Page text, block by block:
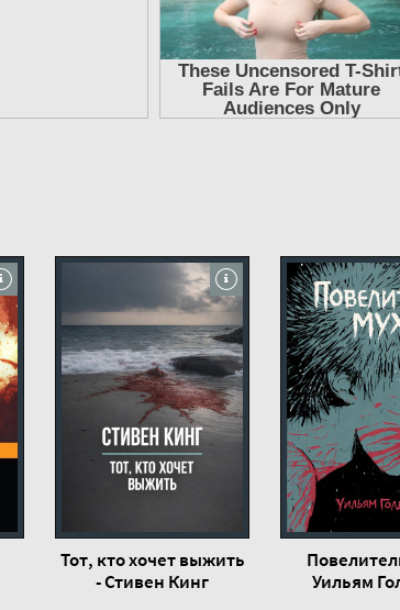
Тот, кто хочет выжить
- Стивен Кинг
Уильям